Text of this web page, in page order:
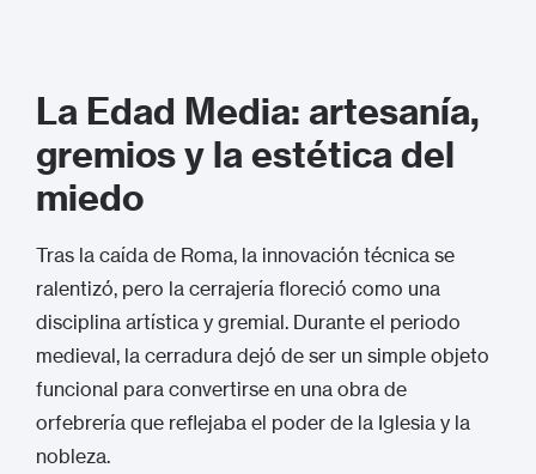
La Edad Media: artesanía,
gremios y la estética del
miedo
Tras la caída de Roma, la innovación técnica se
ralentizó, pero la cerrajería floreció como una
disciplina artística y gremial. Durante el periodo
medieval, la cerradura dejó de ser un simple objeto
funcional para convertirse en una obra de
orfebrería que reflejaba el poder de la Iglesia y la
nobleza.